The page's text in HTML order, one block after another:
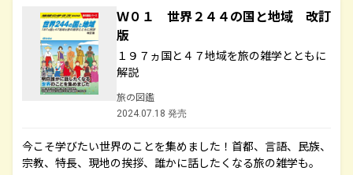
Ｗ０１ 世界２４４の国と地域 改訂
版
１９７ヵ国と４７地域を旅の雑学とともに
解説
旅の図鑑
2024.07.18 発売
今こそ学びたい世界のことを集めました！首都、言語、民族、
宗教、特長、現地の挨拶、誰かに話したくなる旅の雑学も。